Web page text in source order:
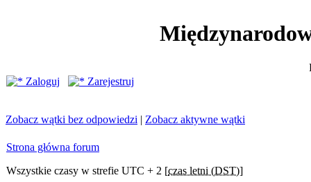
Zaloguj
Zarejestruj
Zobacz wątki bez odpowiedzi | Zobacz aktywne wątki
Strona główna forum
Wszystkie czasy w strefie UTC + 2 [czas letni (DST)]